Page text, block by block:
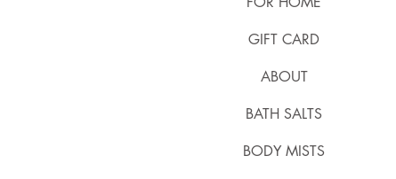
GIFT CARD
ABOUT
BATH SALTS
BODY MISTS